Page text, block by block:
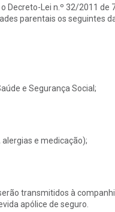
Decreto-Lei n.º 32/2011
parentais os seguintes
e Segurança Social;
e medicação);
transmitidos à
apólice de seguro.